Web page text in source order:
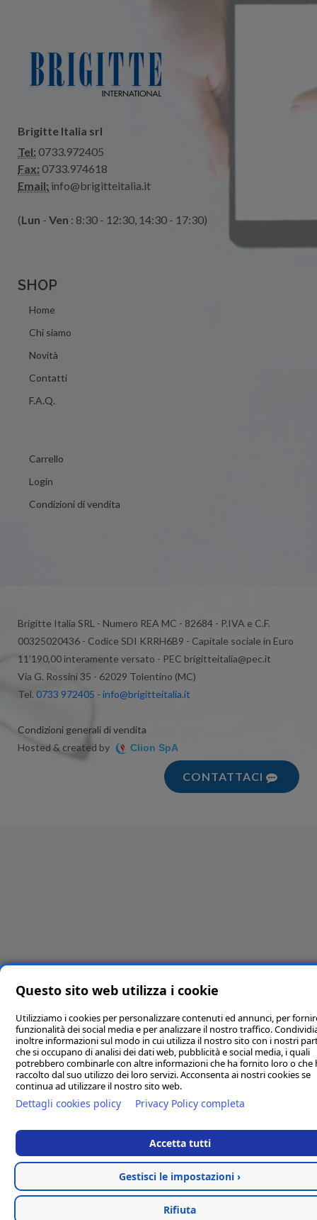
Brigitte Italia srl
Tel: 0733.972405
Fax: 0733.974618
Email: info@brigitteitalia.it
(Lun - Ven : 8:30 - 12:30, 14:30 - 17:30)
SHOP
Home
Chi siamo
Novità
Contatti
F.A.Q.
Carrello
Login
Condizioni di vendita
Brigitte Italia SRL - Numero REA MC - 82684 - P.IVA e C.F.
00325020436 - Codice SDI KRRH6B9 - Capitale sociale in Euro
11’190,00 interamente versato - PEC brigitteitalia@pec.it
Via G. Rossini 35 - 62029 Tolentino (MC)
Tel. 0733 972405 - info@brigitteitalia.it
Condizioni generali di vendita
Hosted & created by
Clion SpA
CONTATTACI
Questo sito web utilizza i cookie
Utilizziamo i cookies per personalizzare contenuti ed annunci, per
funzionalità dei social media e per analizzare il nostro traffico.
inoltre informazioni sul modo in cui utilizza il nostro sito con i nostri
che si occupano di analisi dei dati web, pubblicità e social media, i quali
potrebbero combinarle con altre informazioni che ha fornito loro o che
raccolto dal suo utilizzo dei loro servizi. Acconsenta ai nostri cookies se
continua ad utilizzare il nostro sito web.
Dettagli cookies policy Privacy Policy completa
Accetta tutti
Gestisci le impostazioni ›
Rifiuta